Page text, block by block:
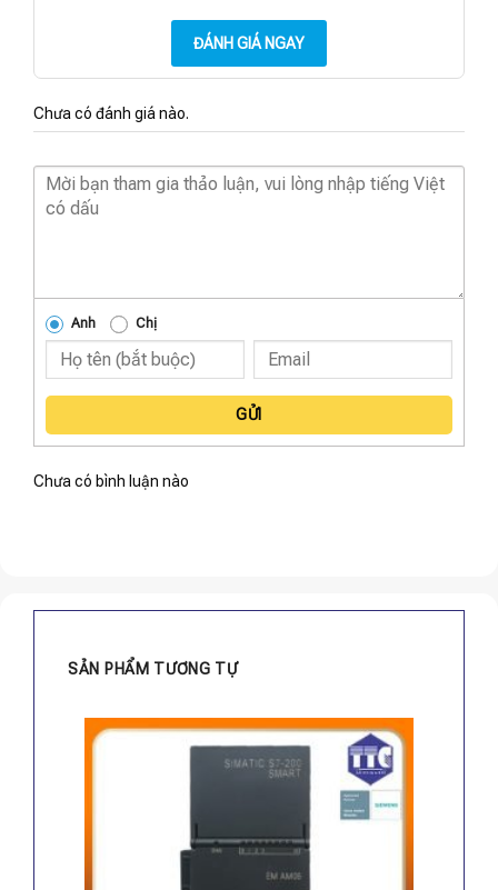
ĐÁNH GIÁ NGAY
Chưa có đánh giá nào.
Anh Chị
GỬI
Chưa có bình luận nào
SẢN PHẨM TƯƠNG TỰ